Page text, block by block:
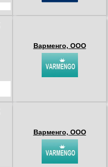
Варменго, ООО
Варменго, ООО